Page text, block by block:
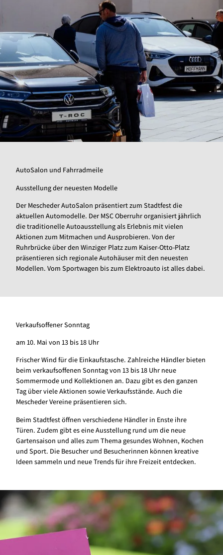
AutoSalon und Fahrradmeile
Ausstellung der neuesten Modelle
Der Mescheder AutoSalon präsentiert zum Stadtfest die
aktuellen Automodelle. Der MSC Oberruhr organisiert jährlich
die traditionelle Autoausstellung als Erlebnis mit vielen
Aktionen zum Mitmachen und Ausprobieren. Von der
Ruhrbrücke über den Winziger Platz zum Kaiser-Otto-Platz
präsentieren sich regionale Autohäuser mit den neuesten
Modellen. Vom Sportwagen bis zum Elektroauto ist alles dabei.
Verkaufsoffener Sonntag
am 10. Mai von 13 bis 18 Uhr
Frischer Wind für die Einkaufstasche. Zahlreiche Händler bieten
beim verkaufsoffenen Sonntag von 13 bis 18 Uhr neue
Sommermode und Kollektionen an. Dazu gibt es den ganzen
Tag über viele Aktionen sowie Verkaufsstände. Auch die
Mescheder Vereine präsentieren sich.
Beim Stadtfest öffnen verschiedene Händler in Enste ihre
Türen. Zudem gibt es eine Ausstellung rund um die neue
Gartensaison und alles zum Thema gesundes Wohnen, Kochen
und Sport. Die Besucher und Besucherinnen können kreative
Ideen sammeln und neue Trends für ihre Freizeit entdecken.